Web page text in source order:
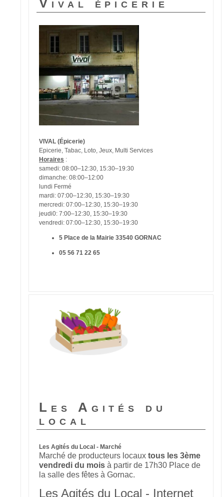
Vival épicerie
VIVAL (Épicerie)
Epicerie, Tabac, Loto, Jeux, Multi Services
Horaires :
samedi: 08:00–12:30, 15:30–19:30
dimanche: 08:00–12:00
lundi Fermé
mardi: 07:00–12:30, 15:30–19:30
mercredi: 07:00–12:30, 15:30–19:30
jeudi0: 7:00–12:30, 15:30–19:30
vendredi: 07:00–12:30, 15:30–19:30
5 Place de la Mairie 33540 GORNAC
05 56 71 22 65
Les Agités du
local
Les Agités du Local - Marché
Marché de producteurs locaux tous les 3ème
vendredi du mois à partir de 17h30 Place de
la salle des fêtes à Gornac.
Les Agités du Local - Internet